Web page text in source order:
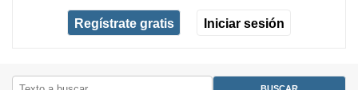
Regístrate gratis Iniciar sesión